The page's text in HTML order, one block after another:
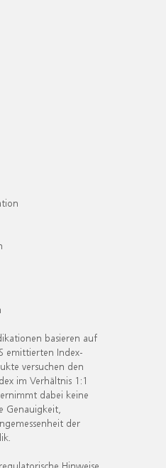
basieren auf
emittierten Index-
versuchen den
im Verhältnis 1:1
dabei keine
Genauigkeit,
der